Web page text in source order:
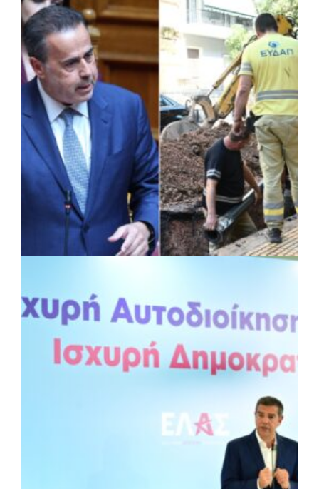
ΠΟΛΙΤΙΚΗ | 06/08/2026 · 16:15
«Σπιτάκια Ανακύκλωσης»: Αντιπαράθεση
για τα 39,6 εκατ. ευρώ που αφορούν φορείς
της Αυτοδιοίκησης
διαχείριση των υδάτων: Πώς αλλάζουν οι
αρμοδιότητες των Δήμων